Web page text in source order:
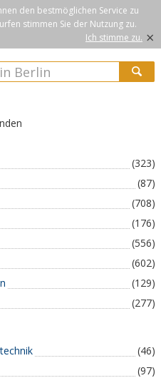
den bestmöglichen Service zu
stimmen Sie der Nutzung zu.
Ich stimme zu. ×
(323)
(87)
(708)
(176)
(556)
(602)
(129)
(277)
(46)
(97)